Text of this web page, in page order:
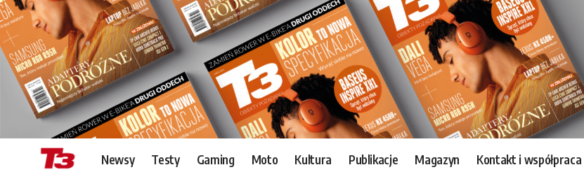
Newsy Testy Gaming Moto Kultura Publikacje Magazyn Kontakt i współpraca